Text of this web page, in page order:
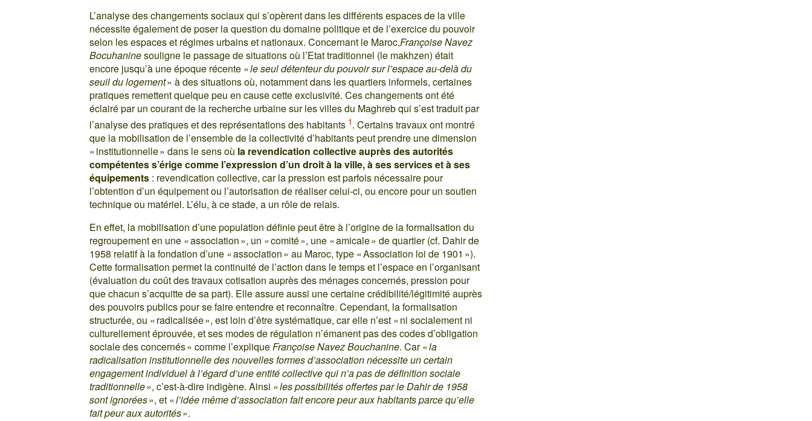
L’analyse des changements sociaux qui s’opèrent dans les différents espaces de la ville
nécessite également de poser la question du domaine politique et de l’exercice du pouvoir
selon les espaces et régimes urbains et nationaux. Concernant le Maroc,Françoise Navez
Bocuhaninesouligne le passage de situations où l’Etat traditionnel (le makhzen) était
encore jusqu’à une époque récente «le seul détenteur du pouvoir sur l’espace au-delà du
seuil du logement» à des situations où, notamment dans les quartiers informels, certaines
pratiques remettent quelque peu en cause cette exclusivité. Ces changements ont été
éclairé par un courant de la recherche urbaine sur les villes du Maghreb qui s’est traduit par
l’analyse des pratiques et des représentations des habitants 1. Certains travaux ont montré
que la mobilisation de l’ensemble de la collectivité d’habitants peut prendre une dimension
« institutionnelle » dans le sens où la revendication collective auprès des autorités
compétentes s’érige comme l’expression d’un droit à la ville, à ses services et à ses
équipements : revendication collective, car la pression est parfois nécessaire pour
l’obtention d’un équipement ou l’autorisation de réaliser celui-ci, ou encore pour un soutien
technique ou matériel. L’élu, à ce stade, a un rôle de relais.
En effet, la mobilisation d’une population définie peut être à l’origine de la formalisation du
regroupement en une « association », un « comité », une « amicale » de quartier (cf. Dahir de
1958 relatif à la fondation d’une « association » au Maroc, type « Association loi de 1901 »).
Cette formalisation permet la continuité de l’action dans le temps et l’espace en l’organisant
(évaluation du coût des travaux cotisation auprès des ménages concernés, pression pour
que chacun s’acquitte de sa part). Elle assure aussi une certaine crédibilité/légitimité auprès
des pouvoirs publics pour se faire entendre et reconnaître. Cependant, la formalisation
structurée, ou « radicalisée », est loin d’être systématique, car elle n’est « ni socialement ni
culturellement éprouvée, et ses modes de régulation n’émanent pas des codes d’obligation
sociale des concernés » comme l’expliqueFrançoise Navez Bouchanine. Car «la
radicalisation institutionnelle des nouvelles formes d’association nécessite un certain
engagement individuel à l’égard d’une entité collective qui n’a pas de définition sociale
traditionnelle», c’est-à-dire indigène. Ainsi «les possibilités offertes par le Dahir de 1958
sont ignorées», et «l’idée même d’association fait encore peur aux habitants parce qu’elle
fait peur aux autorités».